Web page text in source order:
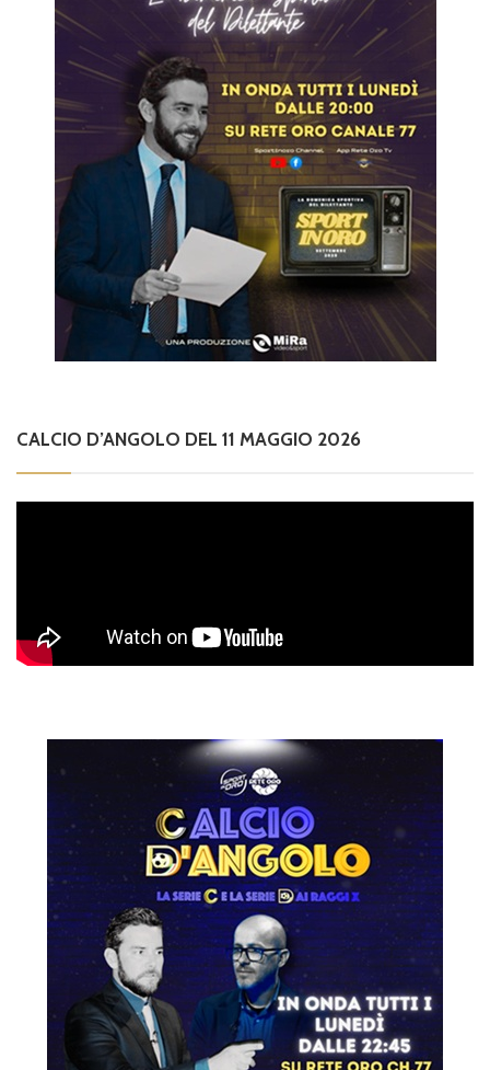
CALCIO D’ANGOLO DEL 11 MAGGIO 2026